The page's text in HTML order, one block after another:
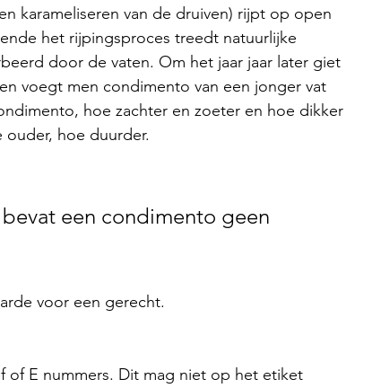
karameliseren van de druiven) rijpt op open
het rijpingsproces treedt natuurlijke
door de vaten. Om het jaar jaar later giet
voegt men condimento van een jonger vat
hoe zachter en zoeter en hoe dikker
ouder, hoe duurder.
een condimento geen
voor een gerecht.
of E nummers. Dit mag niet op het etiket